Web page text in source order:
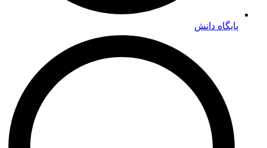
پایگاه دانش